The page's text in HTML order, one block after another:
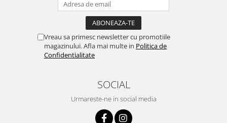
Vreau sa primesc newsletter cu promotiile
magazinului. Afla mai multe in Politica de
Confidentialitate
SOCIAL
Urmareste-ne in social media